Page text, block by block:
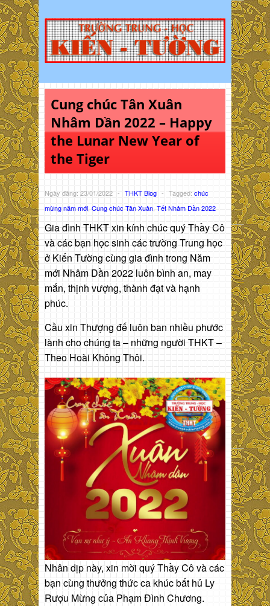
Cung chúc Tân Xuân
Nhâm Dần 2022 – Happy
the Lunar New Year of
the Tiger
Ngày đăng: 23/01/2022 - THKT Blog - Tagged: chúc
mừng năm mới Cung chúc Tân Xuân Tết Nhâm Dần 2022
Gia đình THKT xin kính chúc quý Thầy Cô
và các bạn học sinh các trường Trung học
ở Kiến Tường cùng gia đình trong Năm
mới Nhâm Dần 2022 luôn bình an, may
mắn, thịnh vượng, thành đạt và hạnh
phúc.
Cầu xin Thượng đế luôn ban nhiều phước
lành cho chúng ta – những người THKT –
Theo Hoài Không Thôi.
Nhân dịp này, xin mời quý Thầy Cô và các
bạn cùng thưởng thức ca khúc bất hủ Ly
Rượu Mừng của Phạm Đình Chương.